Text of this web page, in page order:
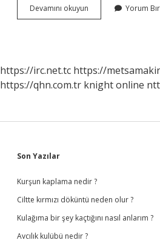
Devamını okuyun Hacibaba
Kimin
Yorum
https://irc.net.tc https://
https://qhn.com.tr knight online
Sidebar
Son Yazılar
Kurşun kaplama nedir ?
Ciltte kırmızı döküntü neden olur ?
Kulağıma bir şey kaçtığını nasıl anlarım ?
Avcılık kulübü nedir ?